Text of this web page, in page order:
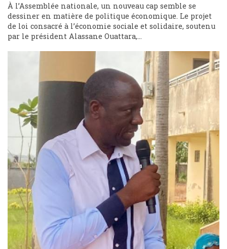
À l’Assemblée nationale, un nouveau cap semble se
dessiner en matière de politique économique. Le projet
de loi consacré à l’économie sociale et solidaire, soutenu
par le président Alassane Ouattara,...